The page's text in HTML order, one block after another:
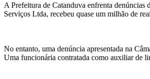
A Prefeitura de Catanduva enfrenta denúncias
Serviços Ltda, recebeu quase um milhão de
No entanto, uma denúncia apresentada na
Uma funcionária contratada como auxiliar de